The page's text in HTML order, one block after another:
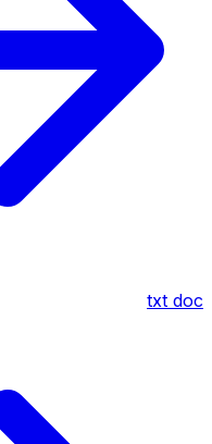
txt doc